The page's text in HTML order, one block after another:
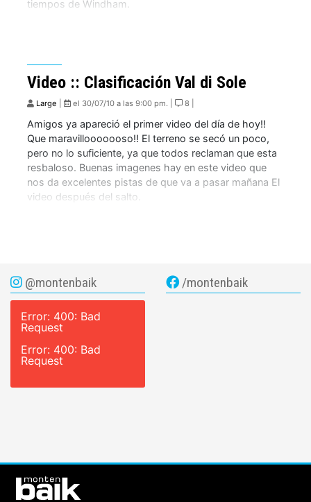
tiempos de Windham.
Video :: Clasificación Val di Sole
Large el 30/07/10 a las 9:00 pm. | 8 |
Amigos ya apareció el primer video del día de hoy!!
Que maravillooooooso!! El terreno se secó un poco,
pero no lo suficiente, ya que todos reclaman que esta
resbaloso. Buenas imagenes hay en este video que
nos da excelentes pistas de que va a pasar mañana El
video después del salto.
@montenbaik
Error: 400: Bad
Request
Error: 400: Bad
Request
/montenbaik